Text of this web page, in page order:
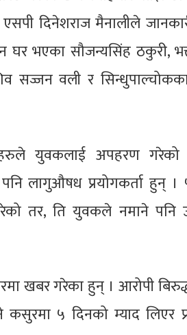
दिनेशराज मैनालीले
घर भएका सौजन्यसिंह ठकुरी,
वली र
युवकलाई अपहरण गरेको
लागुऔषध प्रयोगकर्ता हुन्
तर, ति युवकले नमाने पनि
खबर गरेका हुन् ।​ आरोपी
५ दिनको म्याद लिएर